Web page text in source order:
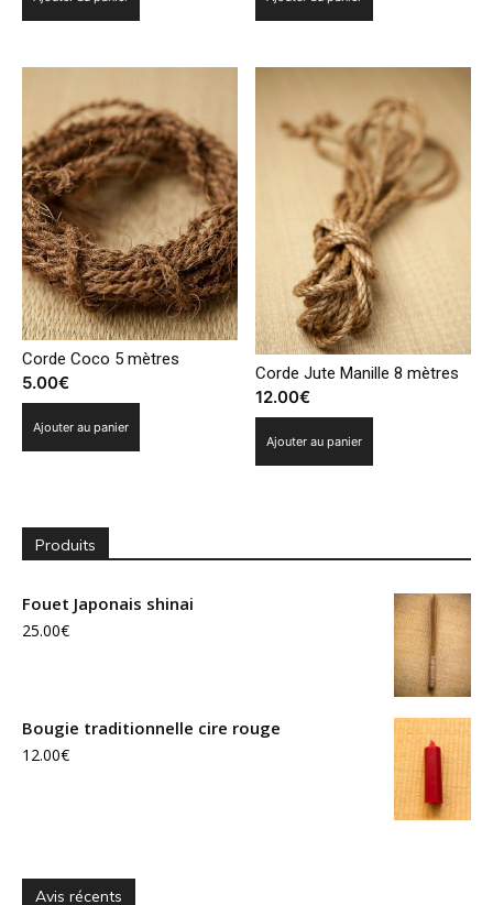
Corde Coco 5 mètres
5.00€
Ajouter au panier
Corde Jute Manille 8 mètres
12.00€
Ajouter au panier
Produits
Fouet Japonais shinai
25.00€
Bougie traditionnelle cire rouge
12.00€
Avis récents